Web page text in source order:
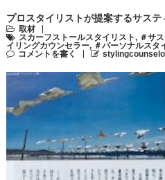
プロスタイリストが提案するサス
取材
スカーフストールスタイリスト, ＃サ
イリングカウンセラー, ＃パーソナルスタ
コメントを書く